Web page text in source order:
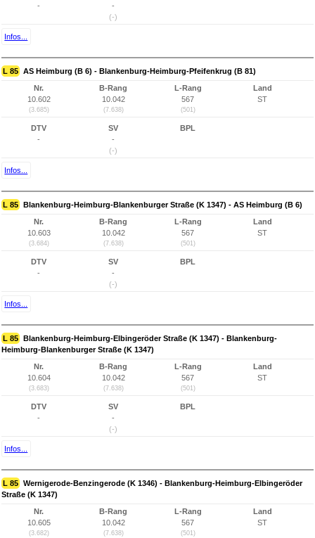
-
-
(-)
Infos...
L 85 AS Heimburg (B 6) - Blankenburg-Heimburg-Pfeifenkrug (B 81)
Nr.
10.602
(3.685)
B-Rang
10.042
(7.638)
L-Rang
567
(501)
Land
ST
DTV
-
SV
-
(-)
BPL
Infos...
L 85 Blankenburg-Heimburg-Blankenburger Straße (K 1347) - AS Heimburg (B 6)
Nr.
10.603
(3.684)
B-Rang
10.042
(7.638)
L-Rang
567
(501)
Land
ST
DTV
-
SV
-
(-)
BPL
Infos...
L 85 Blankenburg-Heimburg-Elbingeröder Straße (K 1347) - Blankenburg-
Heimburg-Blankenburger Straße (K 1347)
Nr.
10.604
(3.683)
B-Rang
10.042
(7.638)
L-Rang
567
(501)
Land
ST
DTV
-
SV
-
(-)
BPL
Infos...
L 85 Wernigerode-Benzingerode (K 1346) - Blankenburg-Heimburg-Elbingeröder
Straße (K 1347)
Nr.
10.605
(3.682)
B-Rang
10.042
(7.638)
L-Rang
567
(501)
Land
ST